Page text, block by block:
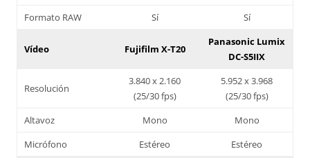
Formato RAW
Sí Sí
Vídeo Fujifilm X-T20
Panasonic Lumix
DC-S5IIX
Resolución
3.840 x 2.160
(25/30 fps)
5.952 x 3.968
(25/30 fps)
Altavoz
Mono
Mono
Micrófono
Estéreo
Estéreo